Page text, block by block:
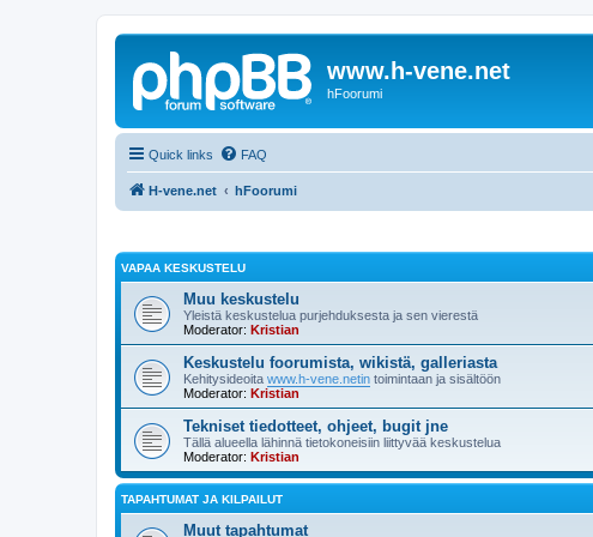
www.h-vene.net
hFoorumi
Quick links FAQ
H-vene.net hFoorumi
VAPAA KESKUSTELU
Muu keskustelu
Yleistä keskustelua purjehduksesta ja sen vierestä
Moderator: Kristian
Keskustelu foorumista, wikistä, galleriasta
Kehitysideoita www.h-vene.netin toimintaan ja sisältöön
Moderator: Kristian
Tekniset tiedotteet, ohjeet, bugit jne
Tällä alueella lähinnä tietokoneisiin liittyvää keskustelua
Moderator: Kristian
TAPAHTUMAT JA KILPAILUT
Muut tapahtumat